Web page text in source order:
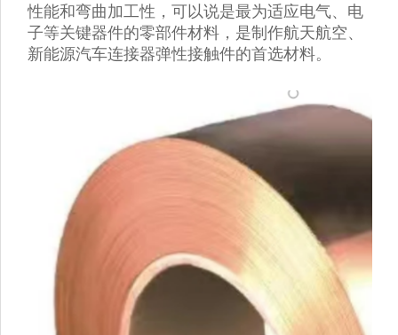
性能和弯曲加工性，可以说是最为适应电气、电
子等关键器件的零部件材料，是制作航天航空、
新能源汽车连接器弹性接触件的首选材料。